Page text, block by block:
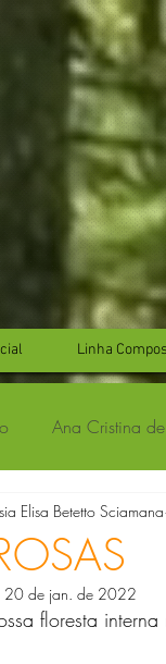
Linha
Ana Cristina
Doris Barg Dra.
Lizete de Paula
Elisa Betetto Sciamana
20 de jan. de 2022
floresta